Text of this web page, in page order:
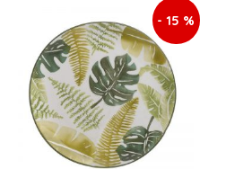
- 15 %